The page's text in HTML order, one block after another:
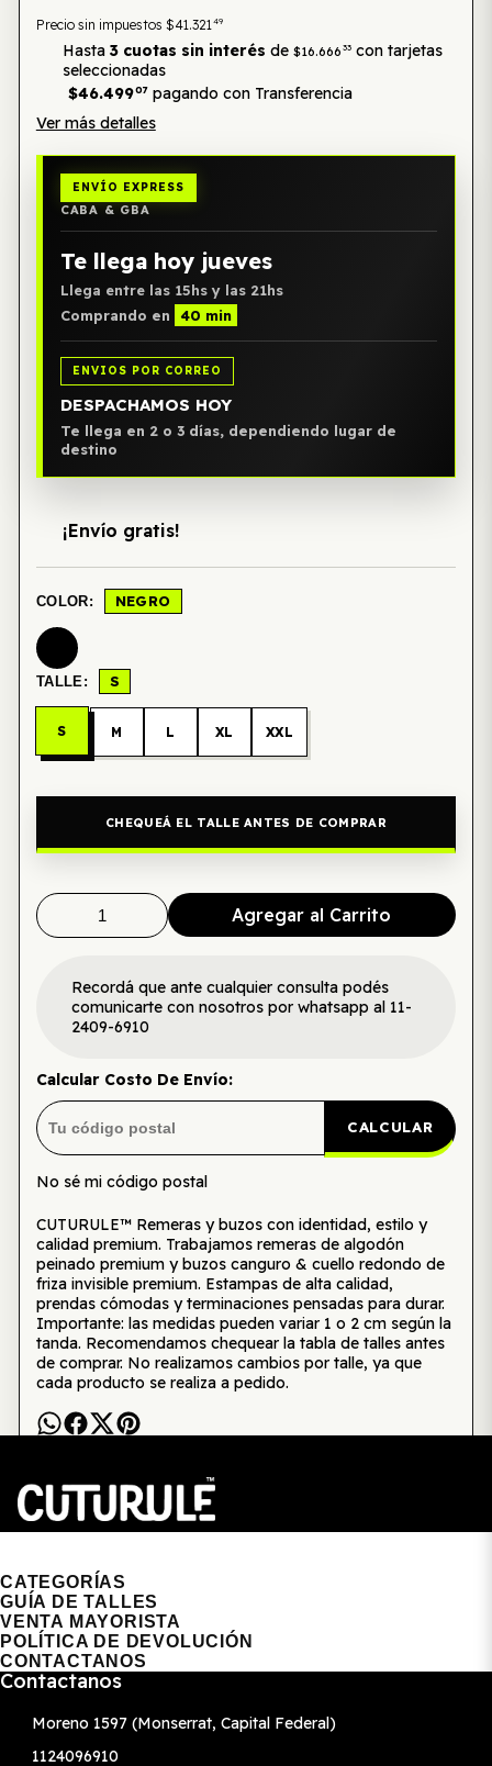
Precio sin impuestos $41.32149
Hasta3 cuotas sin interés de$16.666 33 con tarjetas
seleccionadas
$46.49907pagando con Transferencia
Ver más detalles
ENVÍO EXPRESS
CABA & GBA
Te llega hoy jueves
Llega entre las 15hs y las 21hs
Comprando en
40 min
ENVIOS POR CORREO
DESPACHAMOS HOY
Te llega en 2 o 3 días, dependiendo lugar de
destino
¡Envío gratis!
COLOR: NEGRO
TALLE: S
S M L XL XXL
CHEQUEÁ EL TALLE ANTES DE COMPRAR
Agregar al Carrito
Recordá que ante cualquier consulta podés
comunicarte con nosotros por whatsapp al 11-
2409-6910
Calcular Costo De Envío:
CALCULAR
No sé mi código postal
CUTURULE™ Remeras y buzos con identidad, estilo y
calidad premium. Trabajamos remeras de algodón
peinado premium y buzos canguro & cuello redondo de
friza invisible premium. Estampas de alta calidad,
prendas cómodas y terminaciones pensadas para durar.
Importante: las medidas pueden variar 1 o 2 cm según la
tanda. Recomendamos chequear la tabla de talles antes
de comprar. No realizamos cambios por talle, ya que
cada producto se realiza a pedido.
CATEGORÍAS
GUÍA DE TALLES
VENTA MAYORISTA
POLÍTICA DE DEVOLUCIÓN
CONTACTANOS
Contactanos
Moreno 1597 (Monserrat, Capital Federal)
1124096910